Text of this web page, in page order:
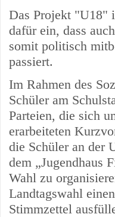
Das Projekt "U18"
dafür ein, dass
somit politisch
passiert.
Im Rahmen des
Schüler am
Parteien, die sich
erarbeiteten
die Schüler an der
dem „Jugendhaus
Wahl zu
Landtagswahl
Stimmzettel